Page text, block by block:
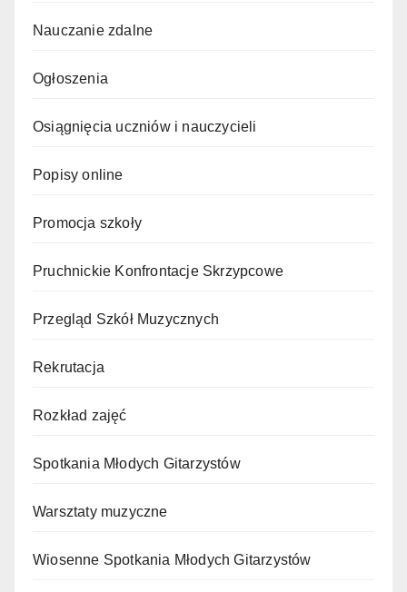
Nauczanie zdalne
Ogłoszenia
Osiągnięcia uczniów i nauczycieli
Popisy online
Promocja szkoły
Pruchnickie Konfrontacje Skrzypcowe
Przegląd Szkół Muzycznych
Rekrutacja
Rozkład zajęć
Spotkania Młodych Gitarzystów
Warsztaty muzyczne
Wiosenne Spotkania Młodych Gitarzystów